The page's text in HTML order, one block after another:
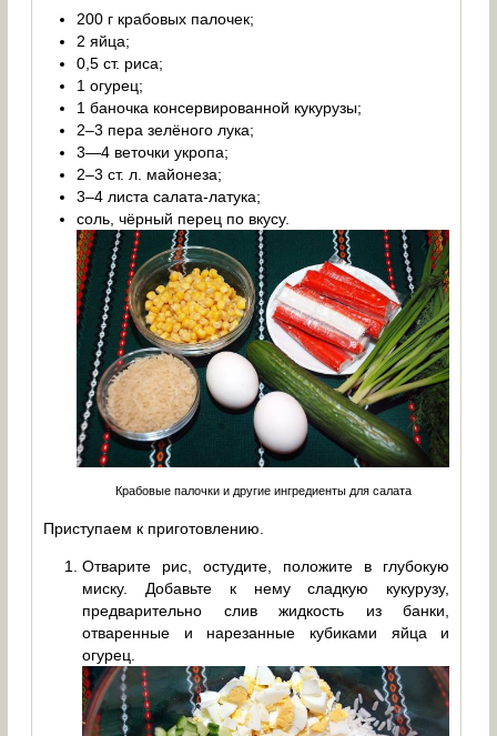
200 г крабовых палочек;
2 яйца;
0,5 ст. риса;
1 огурец;
1 баночка консервированной кукурузы;
2–3 пера зелёного лука;
3—4 веточки укропа;
2–3 ст. л. майонеза;
3–4 листа салата-латука;
соль, чёрный перец по вкусу.
Крабовые палочки и другие ингредиенты для салата
Приступаем к приготовлению.
Отварите рис, остудите, положите в глубокую
миску. Добавьте к нему сладкую кукурузу,
предварительно слив жидкость из банки,
отваренные и нарезанные кубиками яйца и
огурец.